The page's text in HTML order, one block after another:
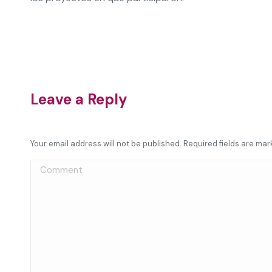
Leave a Reply
Your email address will not be published. Required fields are
Comment